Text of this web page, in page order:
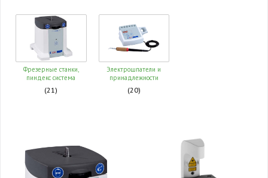
Фрезерные станки,
пиндекс система
(21)
Электрошпатели и
принадлежности
(20)